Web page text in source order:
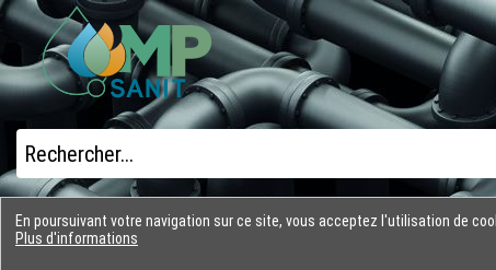
En poursuivant votre navigation sur ce site, vous acceptez l'utilisation de
Plus d'informations